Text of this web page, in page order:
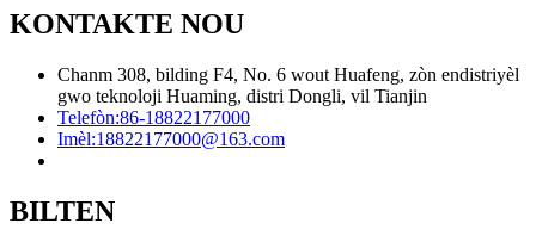
KONTAKTE NOU
Chanm 308, bilding F4, No. 6 wout Huafeng, zòn endistriyèl
gwo teknoloji Huaming, distri Dongli, vil Tianjin
Telefòn:86-18822177000
Imèl:18822177000@163.com
BILTEN